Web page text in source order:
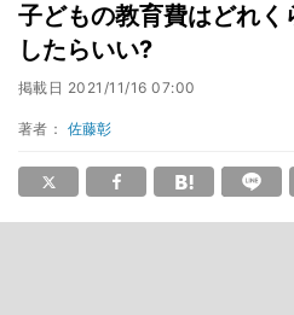
子どもの教育費はどれ
したらいい?
掲載日 2021/11/16 07:00
著者： 佐藤彰